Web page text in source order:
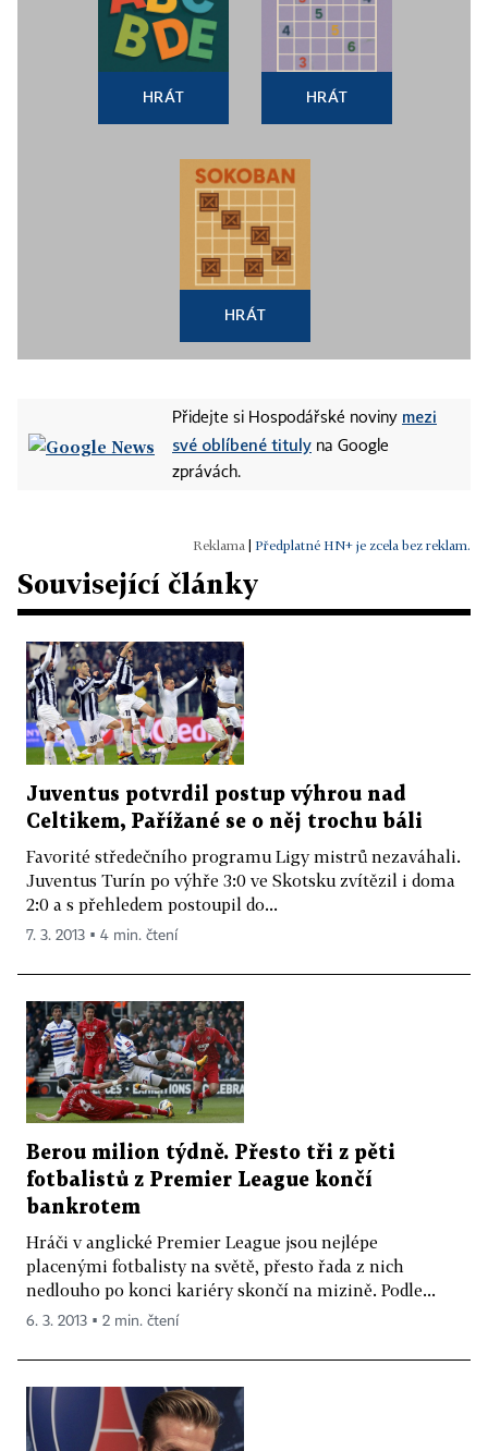
HRÁT HRÁT
HRÁT
Přidejte si Hospodářské noviny mezi
své oblíbené tituly na Google
zprávách.
Předplatné HN+ je zcela bez reklam.
Související články
Juventus potvrdil postup výhrou nad
Celtikem, Pařížané se o něj trochu báli
Favorité středečního programu Ligy mistrů nezaváhali.
Juventus Turín po výhře 3:0 ve Skotsku zvítězil i doma
2:0 a s přehledem postoupil do...
7. 3. 2013 ▪ 4 min. čtení
Berou milion týdně. Přesto tři z pěti
fotbalistů z Premier League končí
bankrotem
Hráči v anglické Premier League jsou nejlépe
placenými fotbalisty na světě, přesto řada z nich
nedlouho po konci kariéry skončí na mizině. Podle...
6. 3. 2013 ▪ 2 min. čtení